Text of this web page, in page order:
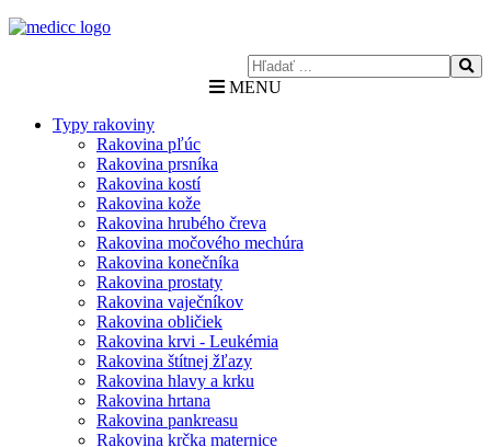
MENU
Typy rakoviny
Rakovina pľúc
Rakovina prsníka
Rakovina kostí
Rakovina kože
Rakovina hrubého čreva
Rakovina močového mechúra
Rakovina konečníka
Rakovina prostaty
Rakovina vaječníkov
Rakovina obličiek
Rakovina krvi - Leukémia
Rakovina štítnej žľazy
Rakovina hlavy a krku
Rakovina hrtana
Rakovina pankreasu
Rakovina krčka maternice